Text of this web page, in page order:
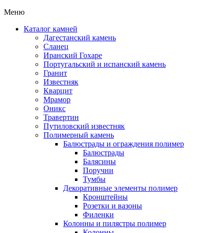
Меню
Каталог камней
Дагестанский камень
Сланец
Иранский Гохаре
Португальский и испанский камень
Гранит
Известняк
Кварцит
Мрамор
Оникс
Травертин
Путиловский известняк
Полимерный камень
Балюстрады и ограждения полимер
Балюстрады
Балясины
Поручни
Тумбы
Декоративные элементы полимер
Кронштейны
Розетки и вазоны
Филенки
Колонны и пилястры полимер